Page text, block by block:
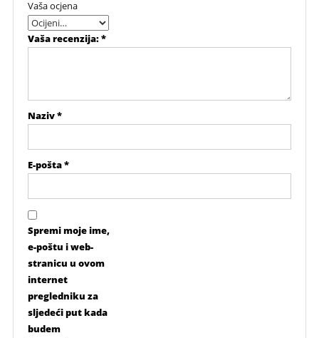
Vaša ocjena
Vaša recenzija:*
Naziv*
E-pošta*
Spremi moje ime,
e-poštu i web-
stranicu u ovom
internet
pregledniku za
sljedeći put kada
budem